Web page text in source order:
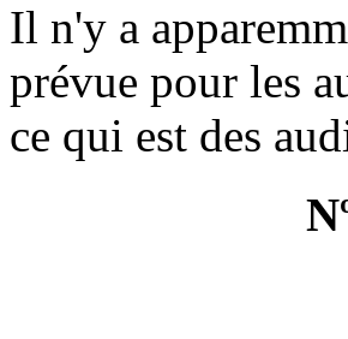
Il n'y a
prévue pour les
ce qui est des